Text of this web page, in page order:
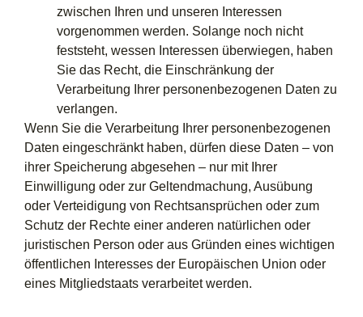
zwischen Ihren und unseren Interessen
vorgenommen werden. Solange noch nicht
feststeht, wessen Interessen überwiegen, haben
Sie das Recht, die Einschränkung der
Verarbeitung Ihrer personenbezogenen Daten zu
verlangen.
Wenn Sie die Verarbeitung Ihrer personenbezogenen
Daten eingeschränkt haben, dürfen diese Daten – von
ihrer Speicherung abgesehen – nur mit Ihrer
Einwilligung oder zur Geltendmachung, Ausübung
oder Verteidigung von Rechtsansprüchen oder zum
Schutz der Rechte einer anderen natürlichen oder
juristischen Person oder aus Gründen eines wichtigen
öffentlichen Interesses der Europäischen Union oder
eines Mitgliedstaats verarbeitet werden.